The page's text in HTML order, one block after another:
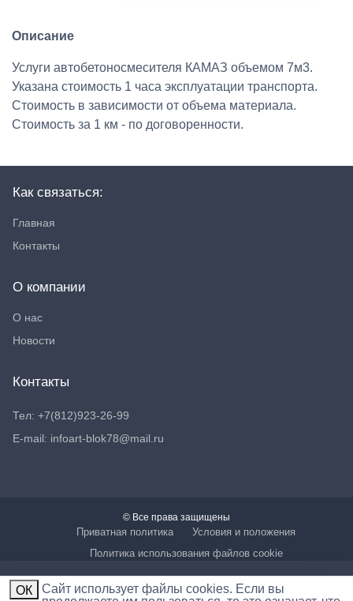
Описание
Услуги автобетоносмесителя КАМАЗ объемом 7м3.
Указана стоимость 1 часа эксплуатации транспорта.
Стоимость в зависимости от объема материала.
Стоимость за 1 км - по договоренности.
Как связаться:
Главная
Контакты
О компании
О нас
Новости
Контакты
Тел: +7(812)923-26-99
E-mail: infoart-blok78@mail.ru
© Все права защищены
Приватная политика
Условия и положения
Политика использования файлов cookie
ОК
Cайт использует файлы cookies. Если вы